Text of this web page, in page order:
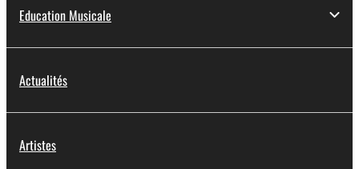
Education Musicale
Actualités
Artistes